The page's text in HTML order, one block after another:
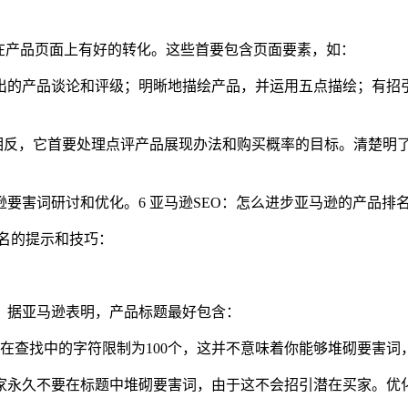
品页面上有好的转化。这些首要包含页面要素，如：
的产品谈论和评级； 明晰地描绘产品，并运用五点描绘； 有招
，它首要处理点评产品展现办法和购买概率的目标。清楚
要害词研讨和优化。 6 亚马逊SEO：怎么进步亚马逊的产品排
提示和技巧：
亚马逊表明，产品标题最好包含：
查找中的字符限制为100个，这并不意味着你能够堆砌要害
久不要在标题中堆砌要害词，由于这不会招引潜在买家。